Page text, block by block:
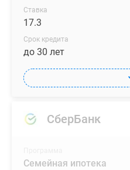
Ставка
17.3
Срок кредита
до 30 лет
СберБанк
Семейная ипотека